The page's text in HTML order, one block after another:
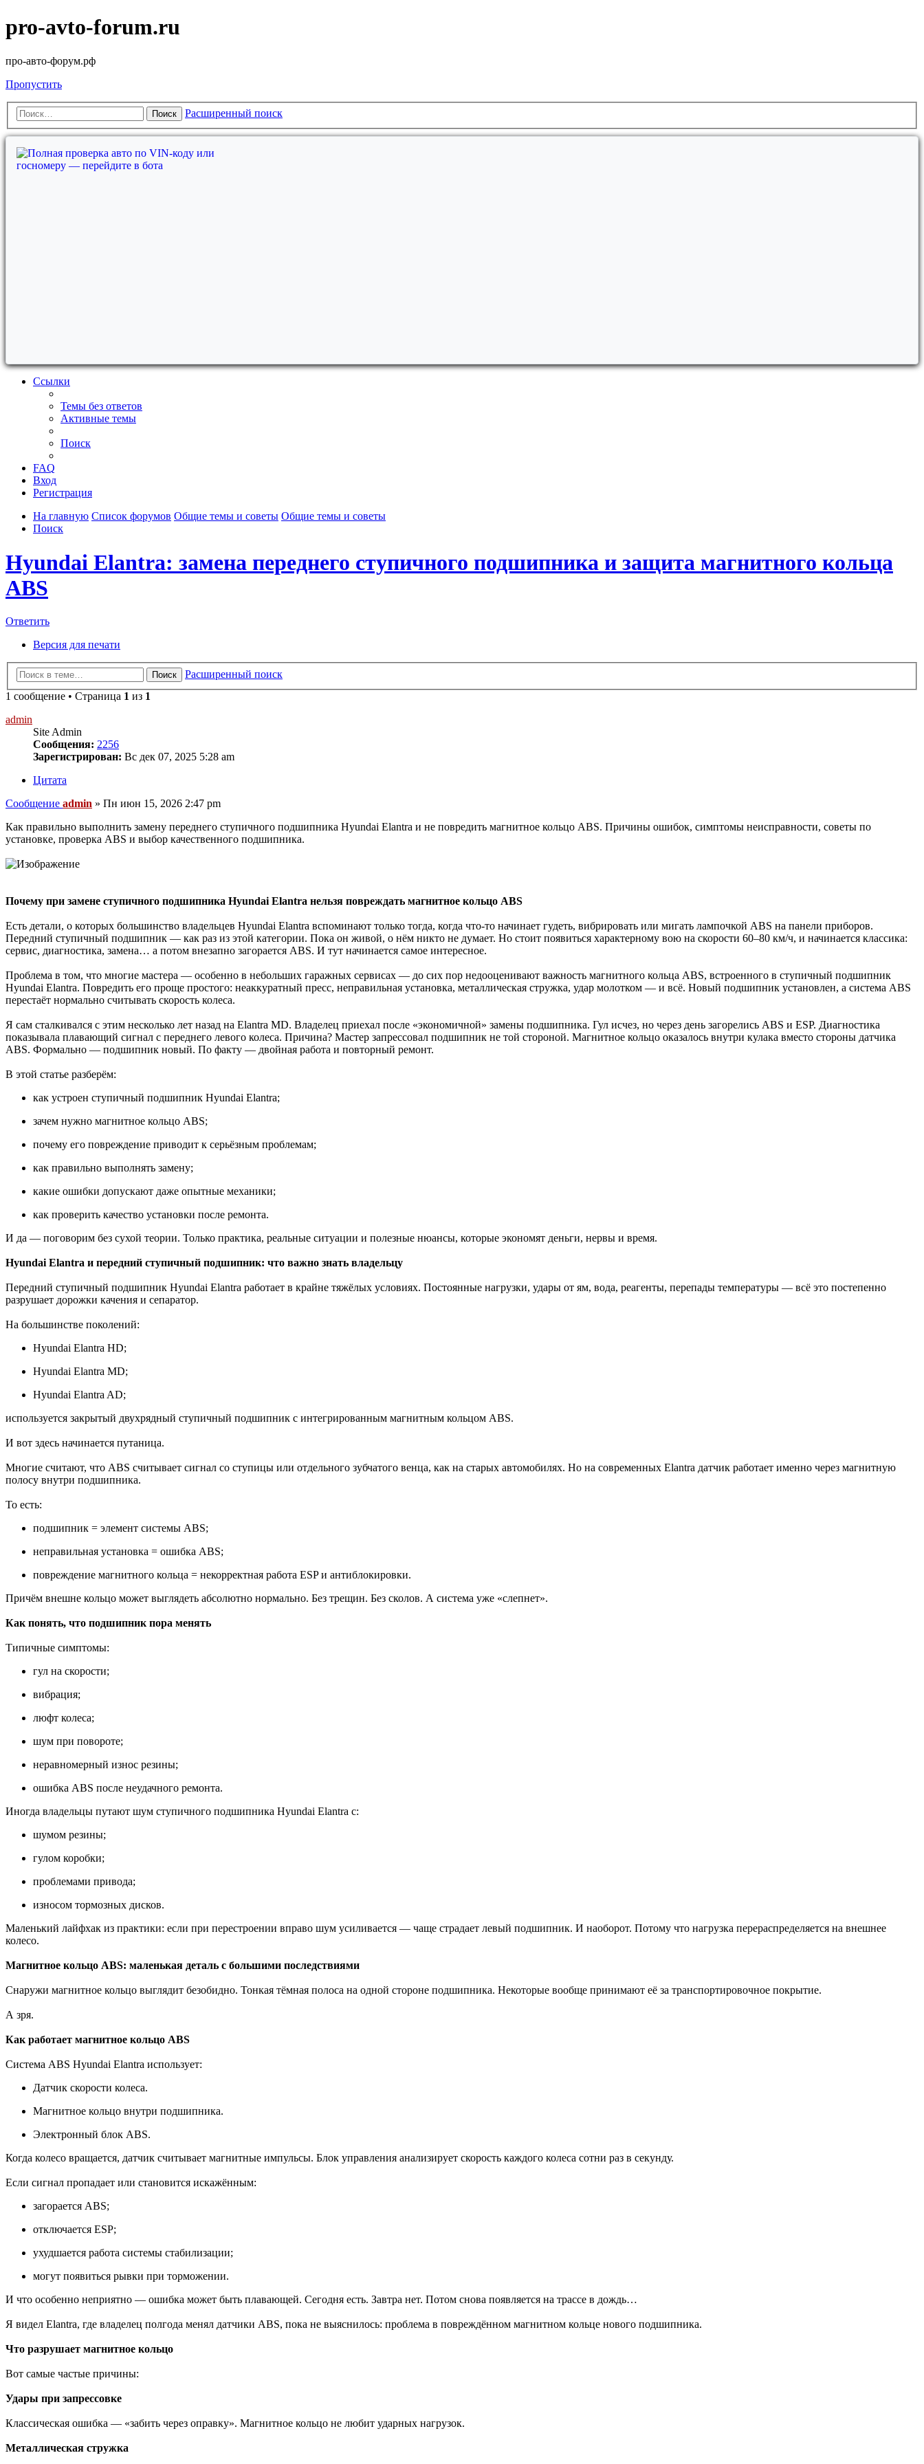
pro-avto-forum.ru
про-авто-форум.рф
Пропустить
Поиск Расширенный поиск
Ссылки
Темы без ответов
Активные темы
Поиск
FAQ
Вход
Регистрация
На главную Список форумов Общие темы и советы Общие темы и советы
Поиск
Hyundai Elantra: замена переднего ступичного подшипника и защита магнитного кольца
ABS
Ответить
Версия для печати
Поиск
Расширенный поиск
1 сообщение • Страница 1 из 1
admin
Site Admin
Сообщения: 2256
Зарегистрирован: Вс дек 07, 2025 5:28 am
Цитата
Сообщение admin » Пн июн 15, 2026 2:47 pm
Как правильно выполнить замену переднего ступичного подшипника Hyundai Elantra и не повредить магнитное кольцо ABS. Причины ошибок, симптомы неисправности, советы по
установке, проверка ABS и выбор качественного подшипника.
Почему при замене ступичного подшипника Hyundai Elantra нельзя повреждать магнитное кольцо ABS
Есть детали, о которых большинство владельцев Hyundai Elantra вспоминают только тогда, когда что-то начинает гудеть, вибрировать или мигать лампочкой ABS на панели приборов.
Передний ступичный подшипник — как раз из этой категории. Пока он живой, о нём никто не думает. Но стоит появиться характерному вою на скорости 60–80 км/ч, и начинается классика:
сервис, диагностика, замена… а потом внезапно загорается ABS. И тут начинается самое интересное.
Проблема в том, что многие мастера — особенно в небольших гаражных сервисах — до сих пор недооценивают важность магнитного кольца ABS, встроенного в ступичный подшипник
Hyundai Elantra. Повредить его проще простого: неаккуратный пресс, неправильная установка, металлическая стружка, удар молотком — и всё. Новый подшипник установлен, а система ABS
перестаёт нормально считывать скорость колеса.
Я сам сталкивался с этим несколько лет назад на Elantra MD. Владелец приехал после «экономичной» замены подшипника. Гул исчез, но через день загорелись ABS и ESP. Диагностика
показывала плавающий сигнал с переднего левого колеса. Причина? Мастер запрессовал подшипник не той стороной. Магнитное кольцо оказалось внутри кулака вместо стороны датчика
ABS. Формально — подшипник новый. По факту — двойная работа и повторный ремонт.
В этой статье разберём:
как устроен ступичный подшипник Hyundai Elantra;
зачем нужно магнитное кольцо ABS;
почему его повреждение приводит к серьёзным проблемам;
как правильно выполнять замену;
какие ошибки допускают даже опытные механики;
как проверить качество установки после ремонта.
И да — поговорим без сухой теории. Только практика, реальные ситуации и полезные нюансы, которые экономят деньги, нервы и время.
Hyundai Elantra и передний ступичный подшипник: что важно знать владельцу
Передний ступичный подшипник Hyundai Elantra работает в крайне тяжёлых условиях. Постоянные нагрузки, удары от ям, вода, реагенты, перепады температуры — всё это постепенно
разрушает дорожки качения и сепаратор.
На большинстве поколений:
Hyundai Elantra HD;
Hyundai Elantra MD;
Hyundai Elantra AD;
используется закрытый двухрядный ступичный подшипник с интегрированным магнитным кольцом ABS.
И вот здесь начинается путаница.
Многие считают, что ABS считывает сигнал со ступицы или отдельного зубчатого венца, как на старых автомобилях. Но на современных Elantra датчик работает именно через магнитную
полосу внутри подшипника.
То есть:
подшипник = элемент системы ABS;
неправильная установка = ошибка ABS;
повреждение магнитного кольца = некорректная работа ESP и антиблокировки.
Причём внешне кольцо может выглядеть абсолютно нормально. Без трещин. Без сколов. А система уже «слепнет».
Как понять, что подшипник пора менять
Типичные симптомы:
гул на скорости;
вибрация;
люфт колеса;
шум при повороте;
неравномерный износ резины;
ошибка ABS после неудачного ремонта.
Иногда владельцы путают шум ступичного подшипника Hyundai Elantra с:
шумом резины;
гулом коробки;
проблемами привода;
износом тормозных дисков.
Маленький лайфхак из практики: если при перестроении вправо шум усиливается — чаще страдает левый подшипник. И наоборот. Потому что нагрузка перераспределяется на внешнее
колесо.
Магнитное кольцо ABS: маленькая деталь с большими последствиями
Снаружи магнитное кольцо выглядит безобидно. Тонкая тёмная полоса на одной стороне подшипника. Некоторые вообще принимают её за транспортировочное покрытие.
А зря.
Как работает магнитное кольцо ABS
Система ABS Hyundai Elantra использует:
Датчик скорости колеса.
Магнитное кольцо внутри подшипника.
Электронный блок ABS.
Когда колесо вращается, датчик считывает магнитные импульсы. Блок управления анализирует скорость каждого колеса сотни раз в секунду.
Если сигнал пропадает или становится искажённым:
загорается ABS;
отключается ESP;
ухудшается работа системы стабилизации;
могут появиться рывки при торможении.
И что особенно неприятно — ошибка может быть плавающей. Сегодня есть. Завтра нет. Потом снова появляется на трассе в дождь…
Я видел Elantra, где владелец полгода менял датчики ABS, пока не выяснилось: проблема в повреждённом магнитном кольце нового подшипника.
Что разрушает магнитное кольцо
Вот самые частые причины:
Удары при запрессовке
Классическая ошибка — «забить через оправку». Магнитное кольцо не любит ударных нагрузок.
Металлическая стружка